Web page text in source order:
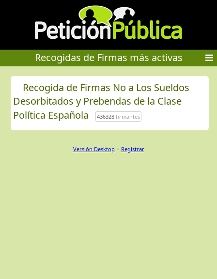
Recogidas de Firmas más activas
Recogida de Firmas No a Los Sueldos
Desorbitados y Prebendas de la Clase
Política Española
436328firmantes
Versión Desktop - Regístrar